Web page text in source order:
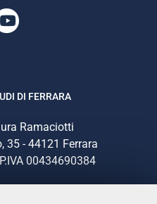
Youtube
DI FERRARA
Ramaciotti
35 - 44121 Ferrara
00434690384